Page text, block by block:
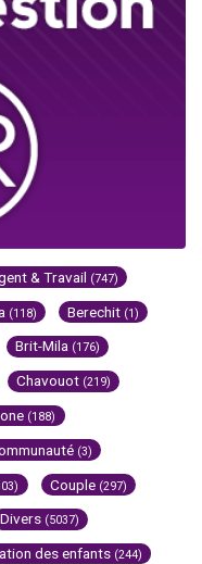
& Travail (747)
(118) Berechit (1)
Brit-Mila (176)
Chavouot (219)
(188)
(3)
Couple (297)
Divers (5037)
des enfants (244)